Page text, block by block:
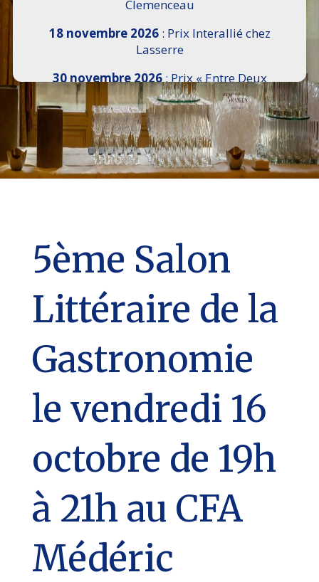
Clemenceau
18 novembre 2026: Prix Interallié chez
Lasserre
30 novembre 2026: Prix « Entre Deux
Rives » I Scemi Astutti au Sénat
7 décembre 2026 :16e Salon de l’Histoire de
18h30 à 21h, remise du Prix du Guesclin,
Cercle National des Armées 8 place Saint-
Augustin Paris 8e
5ème Salon
Littéraire de la
Gastronomie
le vendredi 16
octobre de 19h
à 21h au CFA
Médéric